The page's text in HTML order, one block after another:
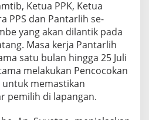
Ketua PPK, Ketua
PPS dan Pantarlih se-
yang akan dilantik pada
Masa kerja Pantarlih
satu bulan hingga 25 Juli
melakukan Pencocokan
untuk memastikan
pemilih di lapangan.